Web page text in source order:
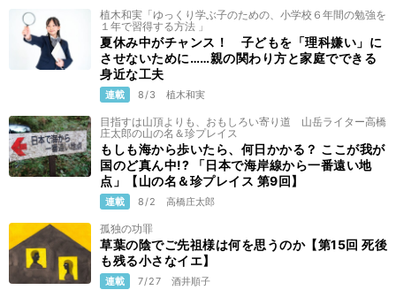
植木和実「ゆっくり学ぶ子のための、小学校６年間の勉強を
１年で習得する方法 」
夏休み中がチャンス！ 子どもを「理科嫌い」に
させないために……親の関わり方と家庭でできる
身近な工夫
連載 8/3 植木和実
目指すは山頂よりも、おもしろい寄り道 山岳ライター高橋
庄太郎の山の名＆珍プレイス
もしも海から歩いたら、何日かかる？ ここが我が
国のど真ん中!? 「日本で海岸線から一番遠い地
点」【山の名＆珍プレイス 第9回】
連載 8/2 高橋庄太郎
孤独の功罪
草葉の陰でご先祖様は何を思うのか【第15回 死後
も残る小さなイエ】
連載 7/27 酒井順子